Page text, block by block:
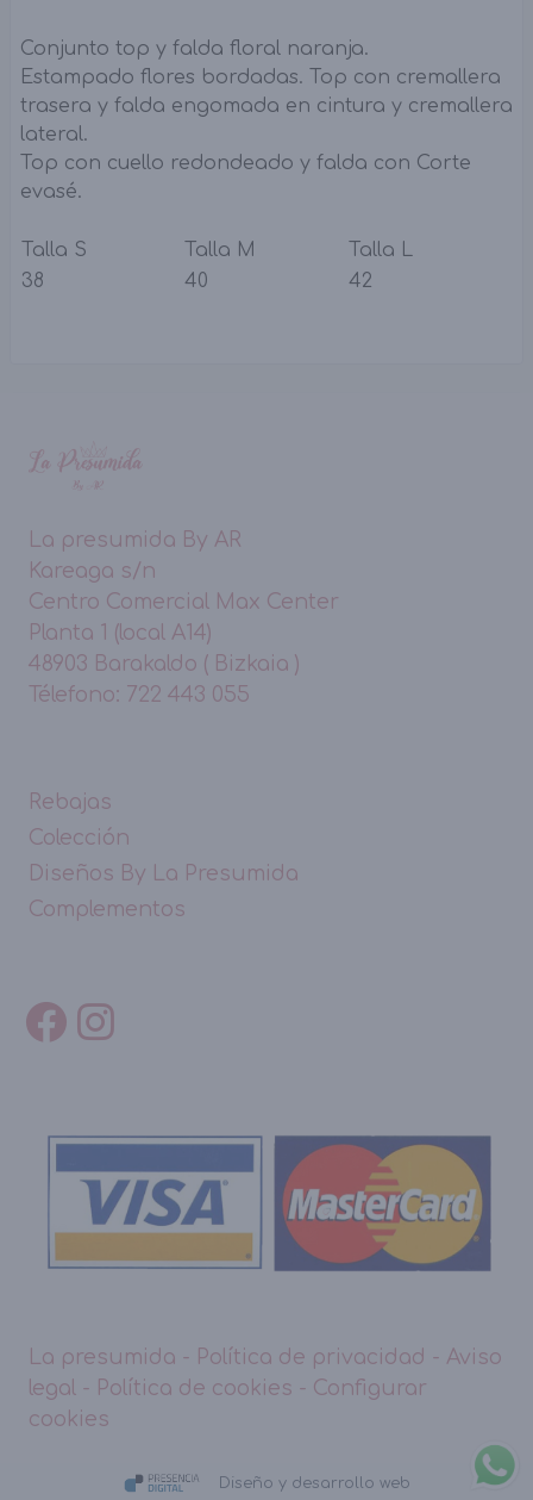
Conjunto top y falda floral naranja.
Estampado flores bordadas. Top con cremallera
trasera y falda engomada en cintura y cremallera
lateral.
Top con cuello redondeado y falda con Corte
evasé.
Talla S Talla M
Talla L
38
40 42
La presumida By AR
Kareaga s/n
Centro Comercial Max Center
Planta 1 (local A14)
48903 Barakaldo ( Bizkaia )
Télefono: 722 443 055
Rebajas
Colección
Diseños By La Presumida
Complementos
La presumida - Política de privacidad - Aviso
legal - Política de cookies - Configurar
cookies
Diseño y desarrollo web